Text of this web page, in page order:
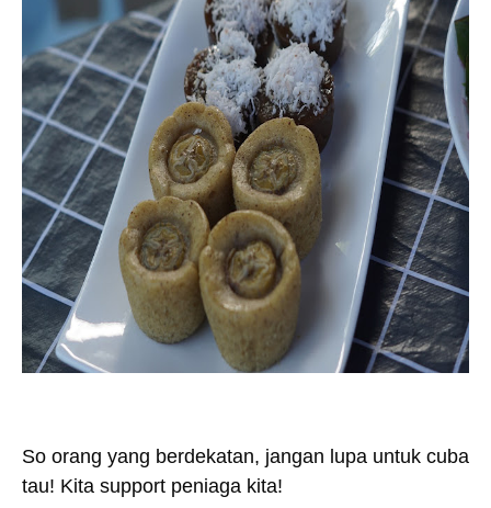
So orang yang berdekatan, jangan lupa untuk cuba
tau! Kita support peniaga kita!